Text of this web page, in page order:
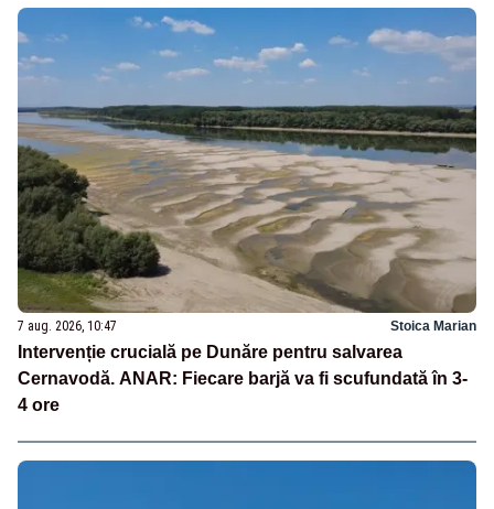
7 aug. 2026, 10:47 Stoica Marian
Intervenție crucială pe Dunăre pentru salvarea
Cernavodă. ANAR: Fiecare barjă va fi scufundată în 3-
4 ore